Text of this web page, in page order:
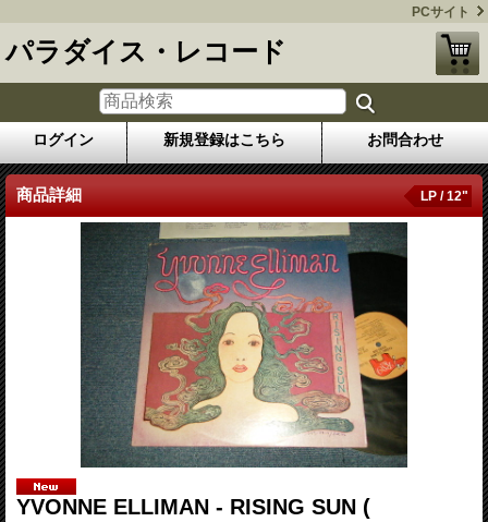
PCサイト
パラダイス・レコード
ログイン 新規登録はこちら お問合わせ
商品詳細 LP / 12"
YVONNE ELLIMAN - RISING SUN (